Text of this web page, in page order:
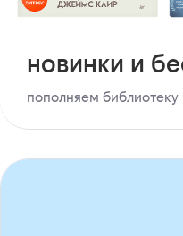
новинки и
пополняем